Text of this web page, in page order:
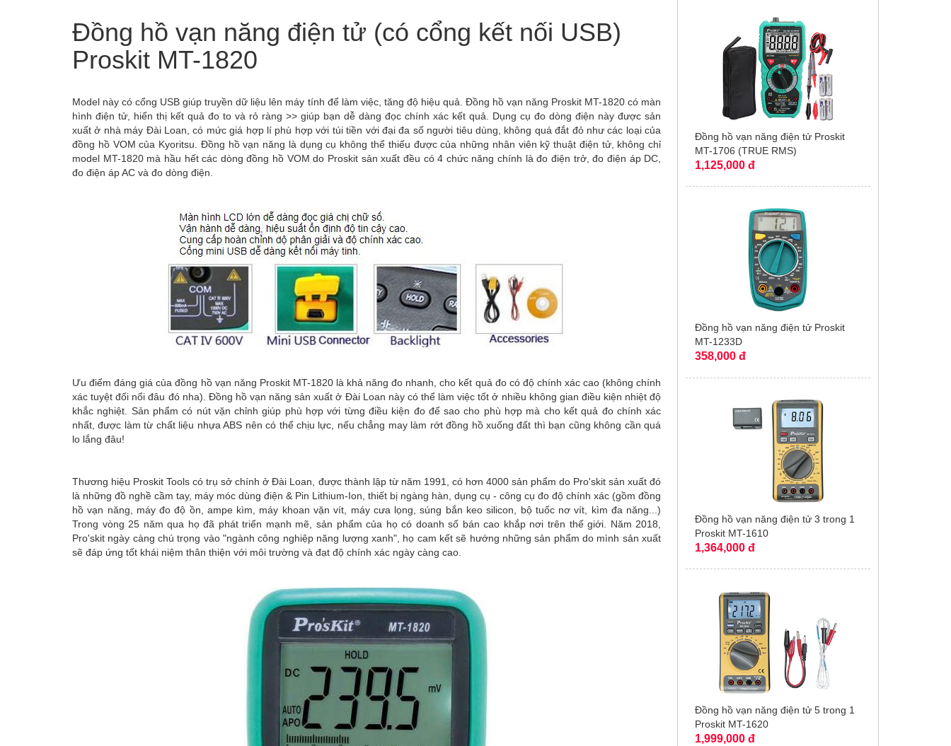
Đồng hồ vạn năng điện tử (có cổng kết nối USB)
Proskit MT-1820
Model này có cổng USB giúp truyền dữ liệu lên máy tính để làm việc, tăng độ hiệu quả. Đồng hồ vạn năng Proskit MT-1820 có màn
hình điện tử, hiển thị kết quả đo to và rỏ ràng >> giúp bạn dễ dàng đọc chính xác kết quả. Dụng cụ đo dòng điện này được sản
xuất ở nhà máy Đài Loan, có mức giá hợp lí phù hợp với túi tiền với đại đa số người tiêu dùng, không quá đắt đỏ như các loại của
đồng hồ VOM của Kyoritsu. Đồng hồ vạn năng là dụng cụ không thể thiếu được của những nhân viên kỹ thuật điện tử, không chỉ
model MT-1820 mà hầu hết các dòng đồng hồ VOM do Proskit sản xuất đều có 4 chức năng chính là đo điện trở, đo điện áp DC,
đo điện áp AC và đo dòng điện.
Ưu điểm đáng giá của đồng hồ vạn năng Proskit MT-1820 là khả năng đo nhanh, cho kết quả đo có độ chính xác cao (không chính
xác tuyệt đối nổi đâu đó nha). Đồng hồ vạn năng sản xuất ở Đài Loan này có thể làm việc tốt ở nhiều không gian điều kiện nhiệt độ
khắc nghiệt. Sản phẩm có nút vặn chỉnh giúp phù hợp với từng điều kiện đo để sao cho phù hợp mà cho kết quả đo chính xác
nhất, được làm từ chất liệu nhựa ABS nên có thể chịu lực, nếu chẳng may làm rớt đồng hồ xuống đất thì bạn cũng không cần quá
lo lắng đâu!
Thương hiệu Proskit Tools có trụ sở chính ở Đài Loan, được thành lập từ năm 1991, có hơn 4000 sản phẩm do Pro'skit sản xuất đó
là những đồ nghề cầm tay, máy móc dùng điện & Pin Lithium-Ion, thiết bị ngàng hàn, dụng cụ - công cụ đo độ chính xác (gồm đồng
hồ vạn năng, máy đo độ ồn, ampe kìm, máy khoan vặn vít, máy cưa lọng, súng bắn keo silicon, bộ tuốc nơ vít, kìm đa năng...)
Trong vòng 25 năm qua họ đã phát triển mạnh mẽ, sản phẩm của họ có doanh số bán cao khắp nơi trên thế giới. Năm 2018,
Pro'skit ngày càng chú trọng vào "ngành công nghiệp năng lượng xanh", họ cam kết sẽ hướng những sản phẩm do mình sản xuất
sẽ đáp ứng tốt khái niệm thân thiện với môi trường và đạt độ chính xác ngày càng cao.
Đồng hồ vạn năng điện tử Proskit
MT-1706 (TRUE RMS)
1,125,000 đ
Đồng hồ vạn năng điện tử Proskit
MT-1233D
358,000 đ
Đồng hồ vạn năng điện tử 3 trong 1
Proskit MT-1610
1,364,000 đ
Đồng hồ vạn năng điện tử 5 trong 1
Proskit MT-1620
1,999,000 đ